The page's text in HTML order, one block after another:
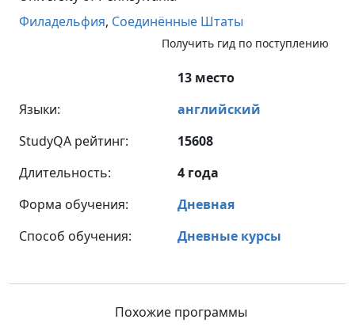
Филадельфия, Соединённые Штаты
Получить гид по поступлению
13 место
Языки:
английский
StudyQA рейтинг:
15608
Длительность:
4 года
Форма обучения:
Дневная
Способ обучения:
Дневные курсы
Похожие программы